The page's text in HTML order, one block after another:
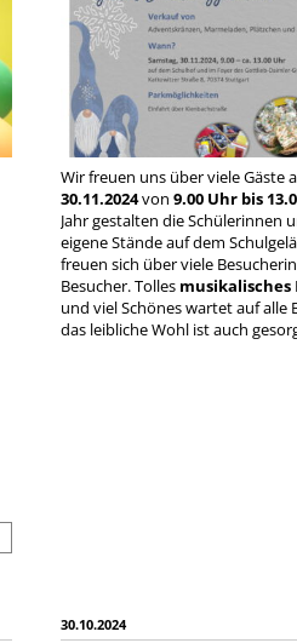
Wir freuen uns über viele Gäste
30.11.2024von9.00 Uhr bis
Jahr gestalten die Schülerinnen
eigene Stände auf dem
freuen sich über viele
Besucher. Tolles musikalisches
und viel Schönes wartet auf alle
das leibliche Wohl ist auch
30.10.2024